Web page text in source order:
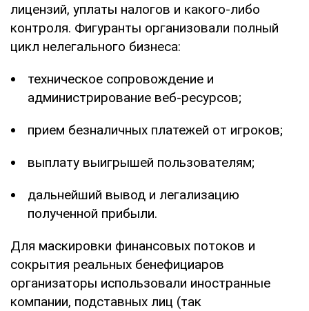
лицензий, уплаты налогов и какого-либо
контроля. Фигуранты организовали полный
цикл нелегального бизнеса:
техническое сопровождение и
администрирование веб-ресурсов;
прием безналичных платежей от игроков;
выплату выигрышей пользователям;
дальнейший вывод и легализацию
полученной прибыли.
Для маскировки финансовых потоков и
сокрытия реальных бенефициаров
организаторы использовали иностранные
компании, подставных лиц (так